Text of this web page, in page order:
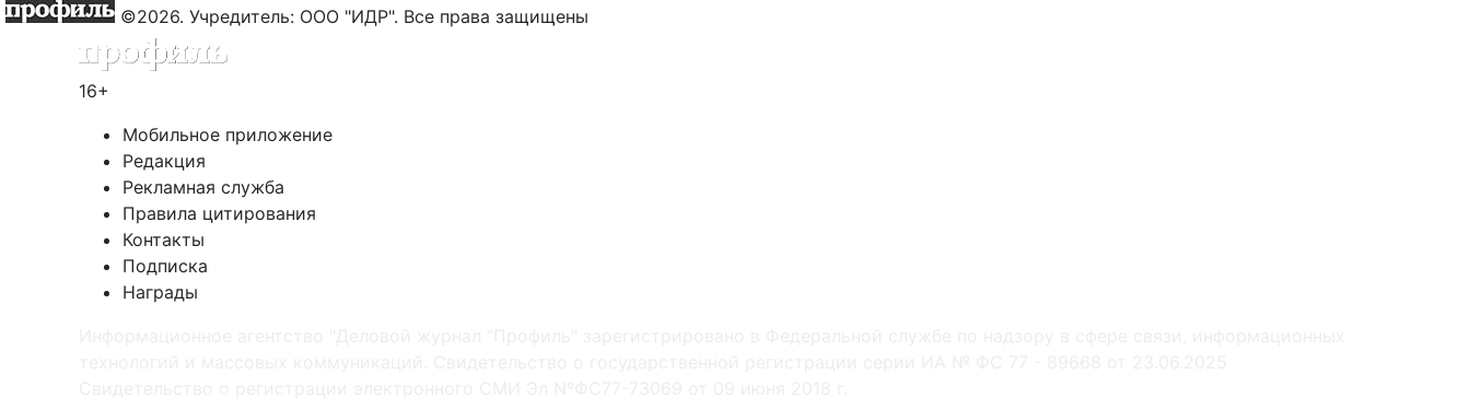
©2026. Учредитель: ООО "ИДР". Все права защищены
16+
Мобильное приложение
Редакция
Рекламная служба
Правила цитирования
Контакты
Подписка
Награды